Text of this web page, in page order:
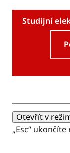
Studijní
Otevřít v
„Esc“